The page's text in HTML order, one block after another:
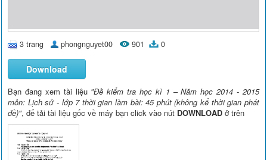
3 trang phongnguyet00 901 0
Download
Bạn đang xem tài liệu "Đề kiểm tra học kì 1 – Năm học 2014 - 2015
môn: Lịch sử - lớp 7 thời gian làm bài: 45 phút (không kể thời gian phát
đề)", để tải tài liệu gốc về máy bạn click vào nút DOWNLOAD ở trên